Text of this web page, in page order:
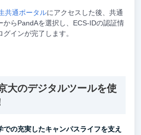
共通ポータルにアクセスした後、共通
からPandAを選択し、ECS-IDの認証情
インが完了します。
大のデジタルツールを使
での充実したキャンパスライフを支え